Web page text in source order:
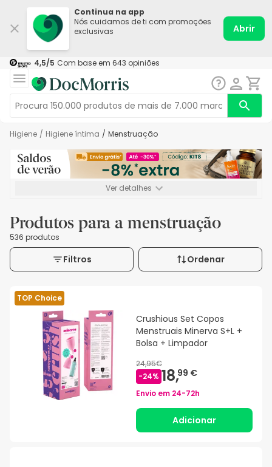
Continua na app
Nós cuidamos de ti com promoções
exclusivas
Abrir
4,5/5 Com base em 643 opiniões
Higiene / Higiene íntima / Menstruação
Ver detalhes
Produtos para a menstruação
536 produtos
Filtros Ordenar
TOP Choice
Crushious Set Copos
Menstruais Minerva S+L +
Bolsa + Limpador
24,95€
-24% 18,99 €
Envio em 24-72h
Adicionar